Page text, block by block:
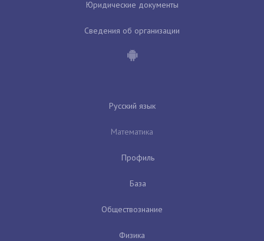
Юридические документы
Сведения об организации
Русский язык
Математика
Профиль
База
Обществознание
Физика